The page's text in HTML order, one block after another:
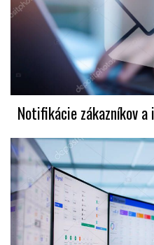
Notifikácie zákazníkov